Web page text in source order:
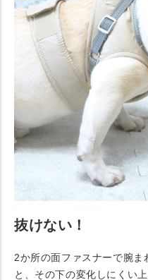
抜けない！
2か所の面ファスナーで腕
と、その下の変化しにくい